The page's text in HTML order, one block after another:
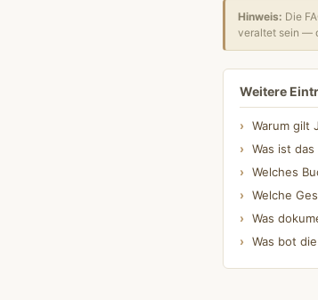
Hinweis: Die
veraltet sein —
Weitere
Warum gilt
Was ist
Welches
Welche
Was
Was bot